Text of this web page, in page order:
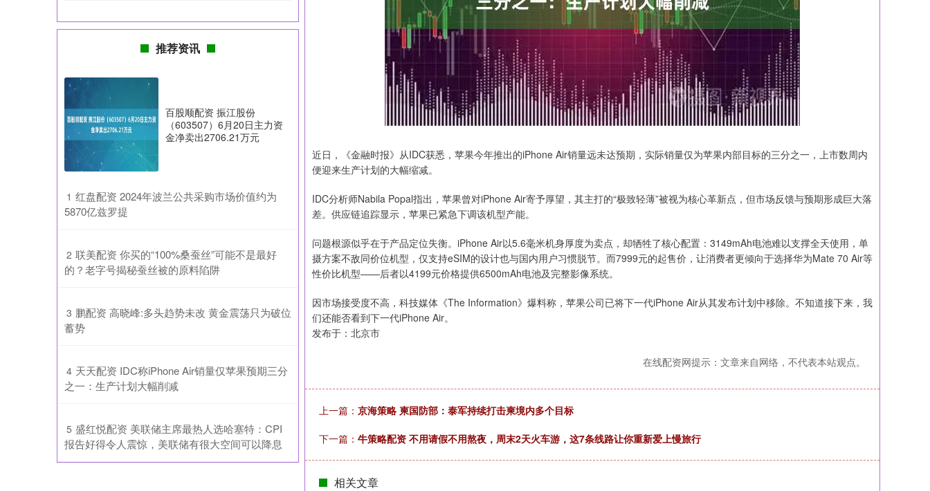
近日，《金融时报》从IDC获悉，苹果今年推出的iPhone Air销量远未达预期，实际销量仅为苹果内部目标的三分之一，上市数周内
便迎来生产计划的大幅缩减。
IDC分析师Nabila Popal指出，苹果曾对iPhone Air寄予厚望，其主打的“极致轻薄”被视为核心革新点，但市场反馈与预期形成巨大落
差。供应链追踪显示，苹果已紧急下调该机型产能。
问题根源似乎在于产品定位失衡。iPhone Air以5.6毫米机身厚度为卖点，却牺牲了核心配置：3149mAh电池难以支撑全天使用，单
摄方案不敌同价位机型，仅支持eSIM的设计也与国内用户习惯脱节。而7999元的起售价，让消费者更倾向于选择华为Mate 70 Air等
性价比机型——后者以4199元价格提供6500mAh电池及完整影像系统。
因市场接受度不高，科技媒体《The Information》爆料称，苹果公司已将下一代iPhone Air从其发布计划中移除。不知道接下来，我
们还能否看到下一代iPhone Air。
发布于：北京市
在线配资网提示：文章来自网络，不代表本站观点。
上一篇： 京海策略 柬国防部：泰军持续打击柬境内多个目标
下一篇： 牛策略配资 不用请假不用熬夜，周末2天火车游，这7条线路让你重新爱上慢旅行
相关文章
推荐资讯
百股顺配资 振江股份
（603507）6月20日主力资
金净卖出2706.21万元
1 ​红盘配资 2024年波兰公共采购市场价值约为
5870亿兹罗提
2 ​联美配资 你买的“100%桑蚕丝”可能不是最好
的？老字号揭秘蚕丝被的原料陷阱
3 ​鹏配资 高晓峰:多头趋势未改 黄金震荡只为破位
蓄势
4 ​天天配资 IDC称iPhone Air销量仅苹果预期三分
之一：生产计划大幅削减
5 ​盛红悦配资 美联储主席最热人选哈塞特：CPI
报告好得令人震惊，美联储有很大空间可以降息